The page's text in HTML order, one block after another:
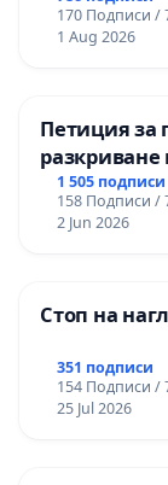
170 Подписи /
1 Aug 2026
Петиция за
разкриване
1 505 подписи
158 Подписи /
2 Jun 2026
Стоп на
351 подписи
154 Подписи /
25 Jul 2026